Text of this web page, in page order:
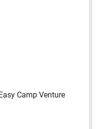
Camp Venture